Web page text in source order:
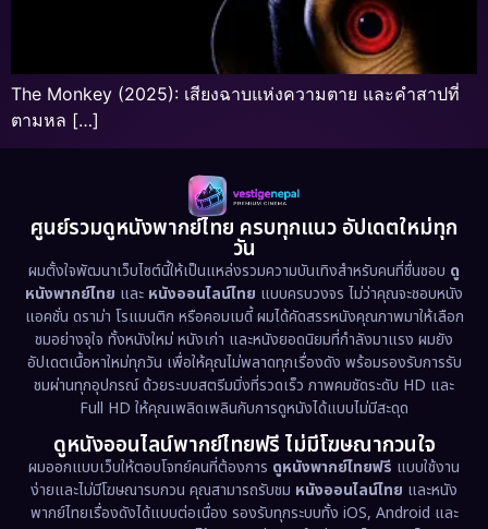
The Monkey (2025): เสียงฉาบแห่งความตาย และคำสาปที่
ตามหล […]
ศูนย์รวมดูหนังพากย์ไทย ครบทุกแนว อัปเดตใหม่ทุก
วัน
ผมตั้งใจพัฒนาเว็บไซต์นี้ให้เป็นแหล่งรวมความบันเทิงสำหรับคนที่ชื่นชอบ ดู
หนังพากย์ไทย และ หนังออนไลน์ไทย แบบครบวงจร ไม่ว่าคุณจะชอบหนัง
แอคชั่น ดราม่า โรแมนติก หรือคอมเมดี้ ผมได้คัดสรรหนังคุณภาพมาให้เลือก
ชมอย่างจุใจ ทั้งหนังใหม่ หนังเก่า และหนังยอดนิยมที่กำลังมาแรง ผมยัง
อัปเดตเนื้อหาใหม่ทุกวัน เพื่อให้คุณไม่พลาดทุกเรื่องดัง พร้อมรองรับการรับ
ชมผ่านทุกอุปกรณ์ ด้วยระบบสตรีมมิ่งที่รวดเร็ว ภาพคมชัดระดับ HD และ
Full HD ให้คุณเพลิดเพลินกับการดูหนังได้แบบไม่มีสะดุด
ดูหนังออนไลน์พากย์ไทยฟรี ไม่มีโฆษณากวนใจ
ผมออกแบบเว็บให้ตอบโจทย์คนที่ต้องการ ดูหนังพากย์ไทยฟรี แบบใช้งาน
ง่ายและไม่มีโฆษณารบกวน คุณสามารถรับชม หนังออนไลน์ไทย และหนัง
พากย์ไทยเรื่องดังได้แบบต่อเนื่อง รองรับทุกระบบทั้ง iOS, Android และ